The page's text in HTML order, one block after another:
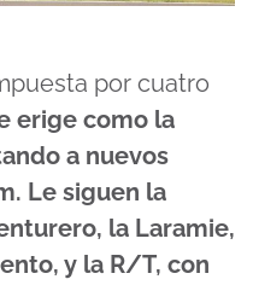
por cuatro
erige como la
a nuevos
Le siguen la
la Laramie,
y la R/T, con